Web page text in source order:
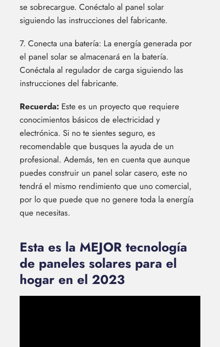
se sobrecargue. Conéctalo al panel solar
siguiendo las instrucciones del fabricante.
7. Conecta una batería: La energía generada por
el panel solar se almacenará en la batería.
Conéctala al regulador de carga siguiendo las
instrucciones del fabricante.
Recuerda: Este es un proyecto que requiere
conocimientos básicos de electricidad y
electrónica. Si no te sientes seguro, es
recomendable que busques la ayuda de un
profesional. Además, ten en cuenta que aunque
puedes construir un panel solar casero, este no
tendrá el mismo rendimiento que uno comercial,
por lo que puede que no genere toda la energía
que necesitas.
Esta es la MEJOR tecnología
de paneles solares para el
hogar en el 2023